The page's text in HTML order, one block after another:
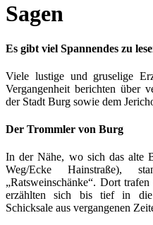
Sagen
Es gibt viel Spannendes zu
Viele lustige und gruselige
Vergangenheit berichten über
der Stadt Burg sowie dem
Der Trommler von Burg
In der Nähe, wo sich das alte
Weg/Ecke Hainstraße),
„Ratsweinschänke“. Dort
erzählten sich bis tief in die
Schicksale aus vergangenen